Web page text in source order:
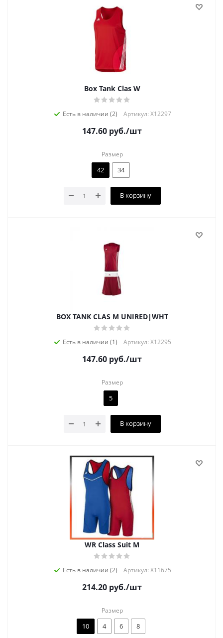
Box Tank Clas W
Есть в наличии (2) Артикул: X12297
147.60 руб./шт
Размер
42 34
В корзину
BOX TANK CLAS M UNIRED|WHT
Есть в наличии (1) Артикул: X12295
147.60 руб./шт
Размер
5
В корзину
WR Class Suit M
Есть в наличии (2) Артикул: X11675
214.20 руб./шт
Размер
10 4 6 8